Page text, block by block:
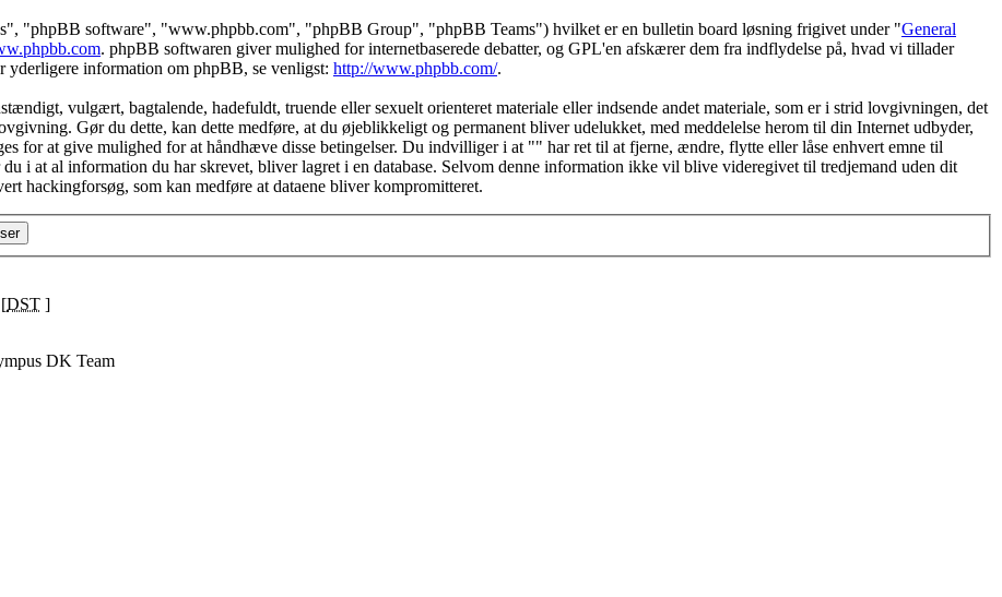
"phpBB software", "www.phpbb.com", "phpBB Group", "phpBB Teams") hvilket er en bulletin board løsning frigivet under "General
. phpBB softwaren giver mulighed for internetbaserede debatter, og GPL'en afskærer dem fra indflydelse på, hvad vi tillader
information om phpBB, se venligst: http://www.phpbb.com/.
vulgært, bagtalende, hadefuldt, truende eller sexuelt orienteret materiale eller indsende andet materiale, som er i strid lovgivningen, det
Gør du dette, kan dette medføre, at du øjeblikkeligt og permanent bliver udelukket, med meddelelse herom til din Internet udbyder,
for at give mulighed for at håndhæve disse betingelser. Du indvilliger i at "" har ret til at fjerne, ændre, flytte eller låse enhvert emne til
i at al information du har skrevet, bliver lagret i en database. Selvom denne information ikke vil blive videregivet til tredjemand uden dit
hackingforsøg, som kan medføre at dataene bliver kompromitteret.
DST ]
DK Team